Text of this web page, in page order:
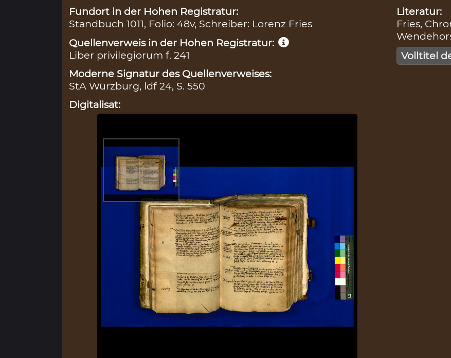
Fundort in der Hohen Registratur:
Standbuch 1011, Folio: 48v, Schreiber: Lorenz Fries
Quellenverweis in der Hohen Registratur:
Liber privilegiorum f. 241
Moderne Signatur des Quellenverweises:
StA Würzburg, ldf 24, S. 550
Digitalisat:
Literatur:
Fries,
Volltitel